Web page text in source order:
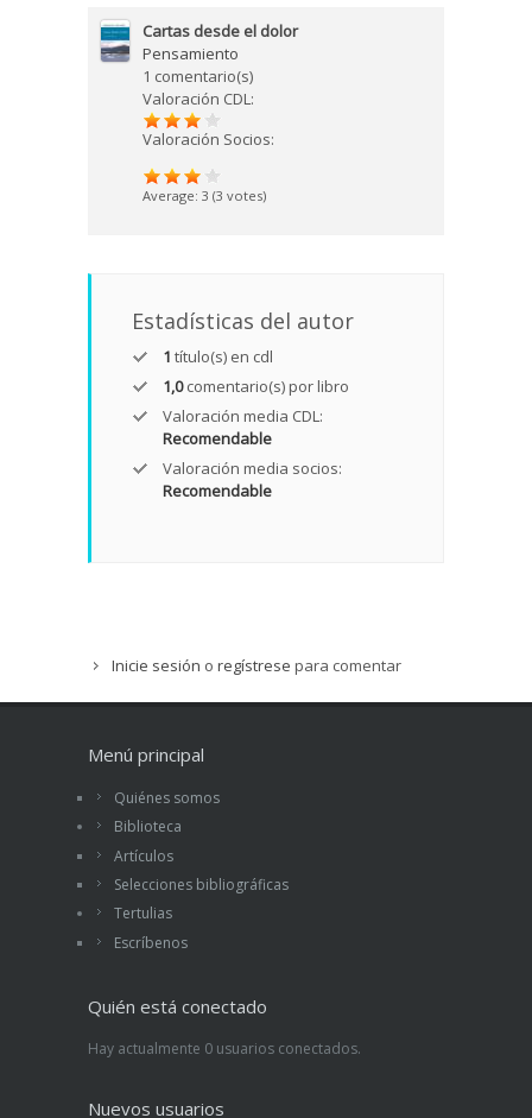
Cartas desde el dolor
Pensamiento
1 comentario(s)
Valoración CDL:
Valoración Socios:
Average: 3 (3 votes)
Estadísticas del autor
1 título(s) en cdl
1,0comentario(s) por libro
Valoración media CDL:
Recomendable
Valoración media socios:
Recomendable
Inicie sesión o regístrese para comentar
Menú principal
Quiénes somos
Biblioteca
Artículos
Selecciones bibliográficas
Tertulias
Escríbenos
Quién está conectado
Hay actualmente 0 usuarios conectados.
Nuevos usuarios